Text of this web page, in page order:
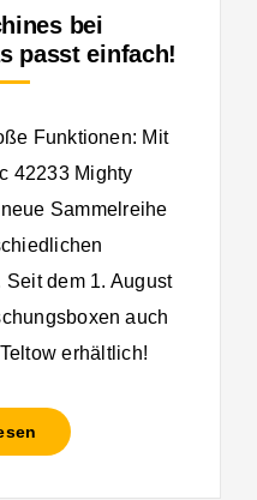
bei
passt einfach!
Funktionen: Mit
42233 Mighty
Sammelreihe
dem 1. August
auch
erhältlich!